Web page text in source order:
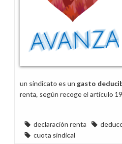
un sindicato es un gasto
renta, según recoge el artículo
declaración renta
cuota sindical